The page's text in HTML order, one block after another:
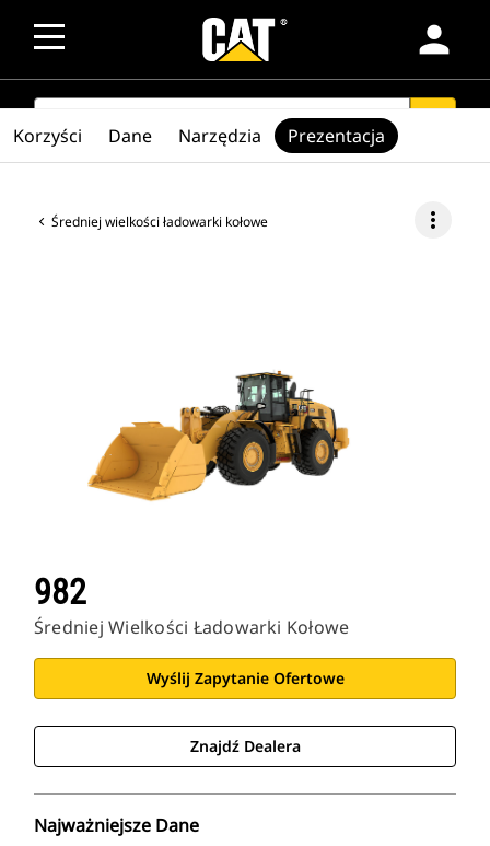
person
SEARCH
Średniej wielkości ładowarki kołowe more_vert
982
Średniej Wielkości Ładowarki Kołowe
Wyślij Zapytanie Ofertowe
Znajdź Dealera
Najważniejsze Dane
Korzyści Dane Narzędzia Prezentacja